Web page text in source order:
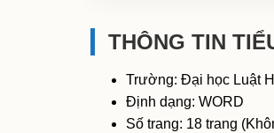
THÔNG TIN
Trường: Đại học Luật
Định dạng: WORD
Số trang: 18 trang